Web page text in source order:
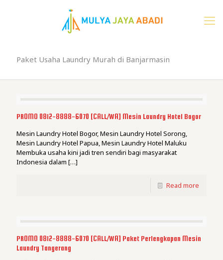
Paket Usaha Laundry Murah di Banjarmasin
PROMO 0812-8888-6070 [CALL/WA] Mesin Laundry Hotel Bogor
Mesin Laundry Hotel Bogor, Mesin Laundry Hotel Sorong,
Mesin Laundry Hotel Papua, Mesin Laundry Hotel Maluku
Membuka usaha kini jadi tren sendiri bagi masyarakat
Indonesia dalam […]
Read more
PROMO 0812-8888-6070 [CALL/WA] Paket Perlengkapan Mesin
Laundry Tangerang